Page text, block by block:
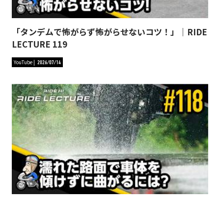
「タンデムで怖がらず怖がらせないコツ！」｜RIDE
LECTURE 119
YouTube 2026/07/14